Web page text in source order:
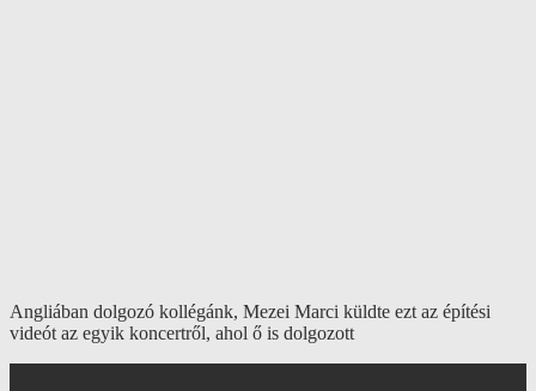
Angliában dolgozó kollégánk, Mezei Marci küldte ezt az építési
videót az egyik koncertről, ahol ő is dolgozott